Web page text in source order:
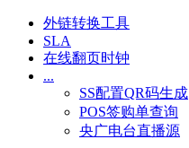
外链转换工具
SLA
在线翻页时钟
...
SS配置QR码生成
POS签购单查询
央广电台直播源